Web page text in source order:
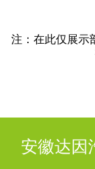
注：在此仅展示
安徽达因